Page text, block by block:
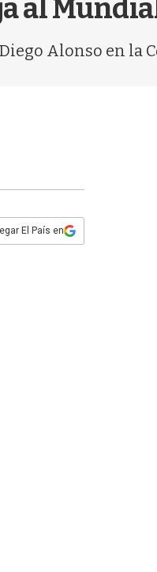
al
Alonso en la
El País en